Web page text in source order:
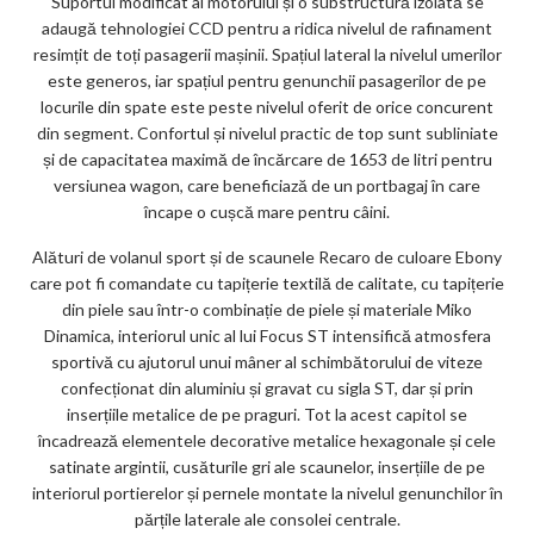
adaugă tehnologiei CCD pentru a ridica nivelul de rafinament
resimțit de toți pasagerii mașinii. Spațiul lateral la nivelul umerilor
este generos, iar spațiul pentru genunchii pasagerilor de pe
locurile din spate este peste nivelul oferit de orice concurent
din segment. Confortul și nivelul practic de top sunt subliniate
și de capacitatea maximă de încărcare de 1653 de litri pentru
versiunea wagon, care beneficiază de un portbagaj în care
încape o cușcă mare pentru câini.
Alături de volanul sport și de scaunele Recaro de culoare Ebony
care pot fi comandate cu tapițerie textilă de calitate, cu tapițerie
din piele sau într-o combinație de piele și materiale Miko
Dinamica, interiorul unic al lui Focus ST intensifică atmosfera
sportivă cu ajutorul unui mâner al schimbătorului de viteze
confecționat din aluminiu și gravat cu sigla ST, dar și prin
inserțiile metalice de pe praguri. Tot la acest capitol se
încadrează elementele decorative metalice hexagonale și cele
satinate argintii, cusăturile gri ale scaunelor, inserțiile de pe
interiorul portierelor și pernele montate la nivelul genunchilor în
părțile laterale ale consolei centrale.